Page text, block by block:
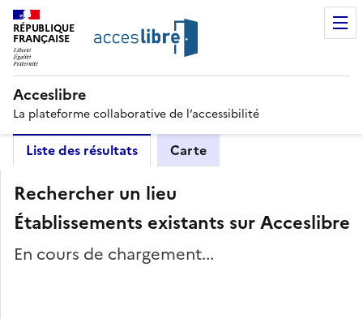
RÉPUBLIQUE
FRANÇAISE
Acceslibre
La plateforme collaborative de l’accessibilité
Liste des résultats Carte
Rechercher un lieu
Établissements existants sur Acceslibre
En cours de chargement...